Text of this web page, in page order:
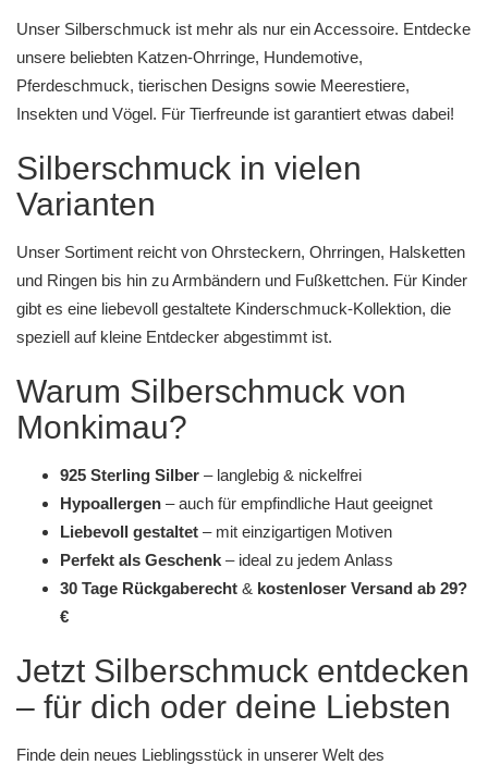
Unser Silberschmuck ist mehr als nur ein Accessoire. Entdecke
unsere beliebten Katzen-Ohrringe, Hundemotive,
Pferdeschmuck, tierischen Designs sowie Meerestiere,
Insekten und Vögel. Für Tierfreunde ist garantiert etwas dabei!
Silberschmuck in vielen
Varianten
Unser Sortiment reicht von Ohrsteckern, Ohrringen, Halsketten
und Ringen bis hin zuArmbändern und Fußkettchen. Für Kinder
gibt es eine liebevoll gestaltete Kinderschmuck-Kollektion, die
speziell auf kleine Entdecker abgestimmt ist.
Warum Silberschmuck von
Monkimau?
925 Sterling Silber – langlebig & nickelfrei
Hypoallergen – auch für empfindliche Haut geeignet
Liebevoll gestaltet – mit einzigartigen Motiven
Perfekt als Geschenk – ideal zu jedem Anlass
30 Tage Rückgaberecht & kostenloser Versand ab 29?
€
Jetzt Silberschmuck entdecken
– für dich oder deine Liebsten
Finde dein neues Lieblingsstück in unserer Welt des